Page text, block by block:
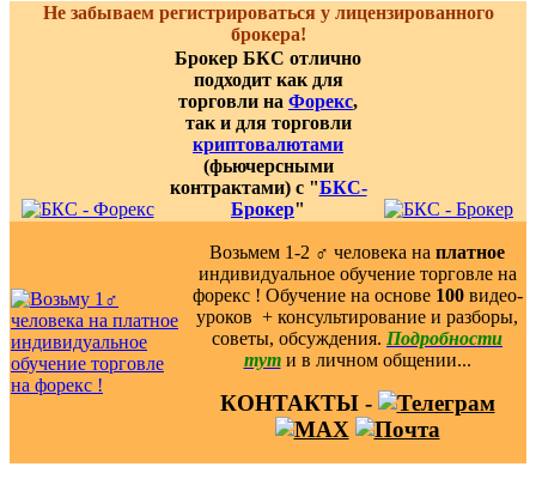
Не забываем регистрироваться у лицензированного
брокера!
Брокер БКС отлично
подходит как для
торговли на Форекс,
так и для торговли
криптовалютами
(фьючерсными
контрактами) с "БКС-
Брокер"
Возьмем 1-2 ‍♂️ человека на платное
индивидуальное обучение торговле на
форекс ! Обучение на основе 100видео-
уроков ️ + консультирование и разборы,
советы, обсуждения. Подробности
тут и в личном общении...
КОНТАКТЫ -